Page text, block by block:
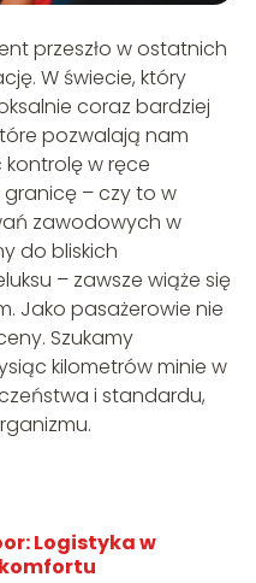
przeszło w ostatnich
W świecie, który
coraz bardziej
pozwalają nam
w ręce
– czy to w
zawodowych w
do bliskich
– zawsze wiąże się
Jako pasażerowie nie
Szukamy
kilometrów minie w
i standardu,
Logistyka w